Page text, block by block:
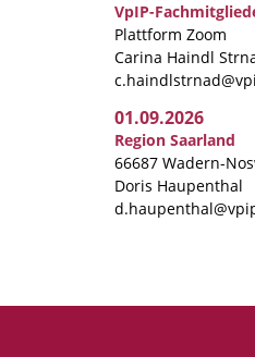
VpIP-
Plattform Zoom
Carina Haindl
01.09.2026
Region Saarland
66687 Wadern-
Doris Haupenthal